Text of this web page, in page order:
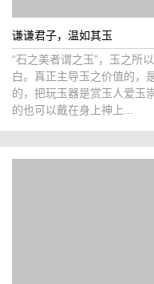
谦谦君子，温如其玉
“石之美者谓之玉”，玉之所
白。真正主导玉之价值的，
的，把玩玉器是赏玉人爱玉
的也可以戴在身上神上...